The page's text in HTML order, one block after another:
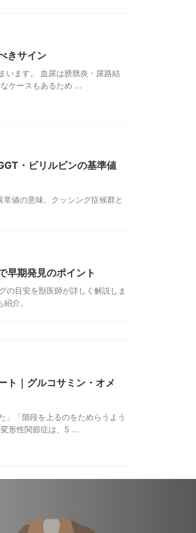
きサイン
います。 血尿は膀胱炎・尿路結
ケースもあるため ...
・ビリルビンの基準値
値の意味、クッシング症候群と
早期発見のポイント
の目安を獣医師が詳しく解説しま
介。
ト｜グルコサミン・オメ
」「階段を上るのをためらうよう
形性関節症は、5 ...